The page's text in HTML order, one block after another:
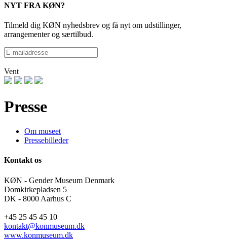
NYT FRA KØN?
Tilmeld dig KØN nyhedsbrev og få nyt om udstillinger,
arrangementer og særtilbud.
Vent
Presse
Om museet
Pressebilleder
Kontakt os
KØN - Gender Museum Denmark
Domkirkepladsen 5
DK - 8000 Aarhus C
+45 25 45 45 10
kontakt@konmuseum.dk
www.konmuseum.dk